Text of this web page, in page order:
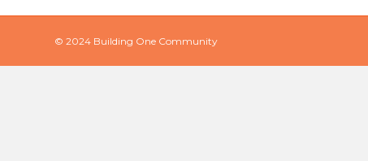
© 2024 Building One Community